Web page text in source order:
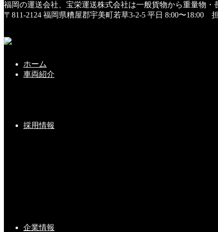
福岡の運送会社、宝栄運送株式会社は一般貨物から重量物
〒811-2124 福岡県糟屋郡宇美町若草3-2-5 平日 8:00〜18:00
ホーム
車両紹介
採用情報
企業情報
HOME
証書②
証書②
2023年1月31日